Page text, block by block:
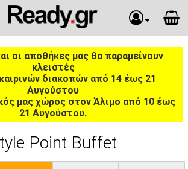
οι αποθήκες μας θα παραμείνουν
κλειστές
διακοπών από 14 έως 21
Αυγούστου
μας χώρος στον Άλιμο από 10 έως
21 Αυγούστου.
Point Buffet